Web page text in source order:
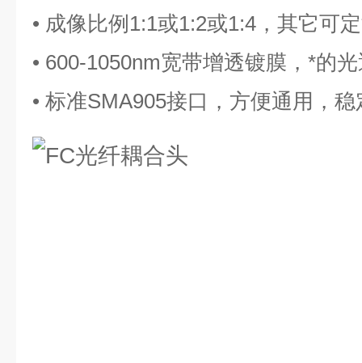
• 成像比例1:1或1:2或1:4，其它可
• 600-1050nm宽带增透镀膜，*的
• 标准SMA905接口，方便通用，